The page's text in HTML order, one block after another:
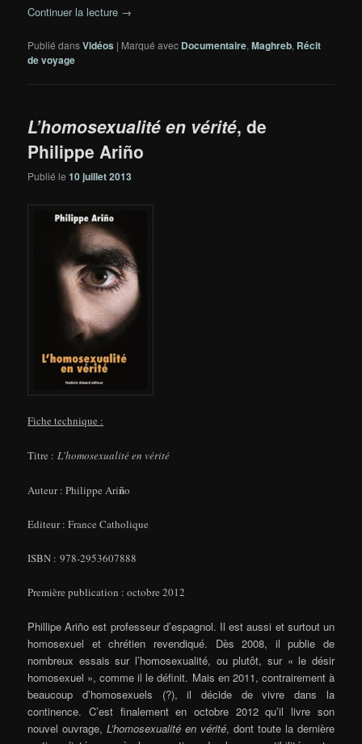
Continuer la lecture →
Publié dansVidéos | Marqué avec Documentaire,Maghreb, Récit
de voyage
L’homosexualité en vérité, de
Philippe Ariño
Publié le10 juillet 2013
Fiche technique :
Titre : L’homosexualité en vérité
Auteur : Philippe Ariño
Editeur : France Catholique
ISBN : 978-2953607888
Première publication : octobre 2012
Phillipe Ariño est professeur d’espagnol. Il est aussi et surtout un
homosexuel et chrétien revendiqué. Dès 2008, il publie de
nombreux essais sur l’homosexualité, ou plutôt, sur « le désir
homosexuel », comme il le définit. Mais en 2011, contrairement à
beaucoup d’homosexuels (?), il décide de vivre dans la
continence. C’est finalement en octobre 2012 qu’il livre son
nouvel ouvrage,L’homosexualité en vérité, dont toute la dernière